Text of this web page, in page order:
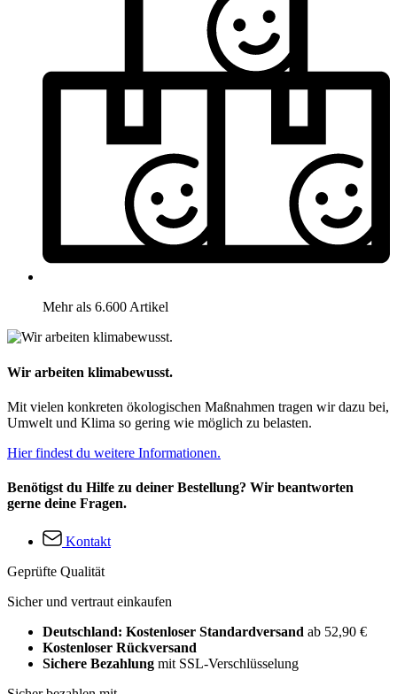
Mehr als 6.600 Artikel
Wir arbeiten klimabewusst.
Mit vielen konkreten ökologischen Maßnahmen tragen wir dazu bei,
Umwelt und Klima so gering wie möglich zu belasten.
Hier findest du weitere Informationen.
Benötigst du Hilfe zu deiner Bestellung? Wir beantworten
gerne deine Fragen.
Kontakt
Geprüfte Qualität
Sicher und vertraut einkaufen
Deutschland: Kostenloser Standardversand ab 52,90 €
Kostenloser Rückversand
Sichere Bezahlung mit SSL-Verschlüsselung